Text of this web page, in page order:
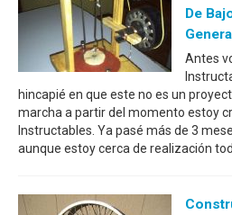
De
Antes
hincapié en que este no es un
marcha a partir del momento estoy
Instructables. Ya pasé más de 3
aunque estoy cerca de realización